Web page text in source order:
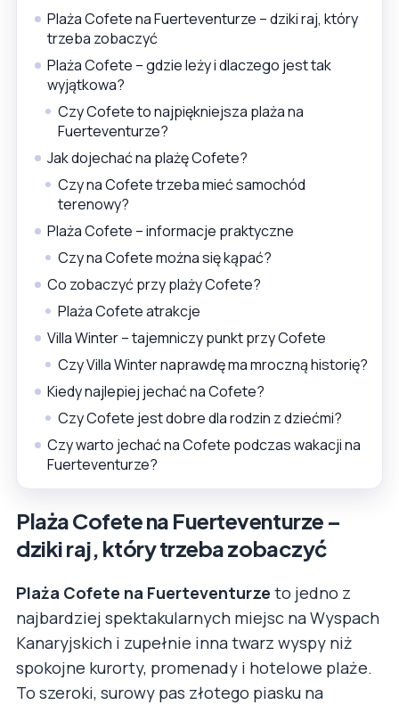
Plaża Cofete na Fuerteventurze – dziki raj, który
trzeba zobaczyć
Plaża Cofete – gdzie leży i dlaczego jest tak
wyjątkowa?
Czy Cofete to najpiękniejsza plaża na
Fuerteventurze?
Jak dojechać na plażę Cofete?
Czy na Cofete trzeba mieć samochód
terenowy?
Plaża Cofete – informacje praktyczne
Czy na Cofete można się kąpać?
Co zobaczyć przy plaży Cofete?
Plaża Cofete atrakcje
Villa Winter – tajemniczy punkt przy Cofete
Czy Villa Winter naprawdę ma mroczną historię?
Kiedy najlepiej jechać na Cofete?
Czy Cofete jest dobre dla rodzin z dziećmi?
Czy warto jechać na Cofete podczas wakacji na
Fuerteventurze?
Plaża Cofete na Fuerteventurze –
dziki raj, który trzeba zobaczyć
Plaża Cofete na Fuerteventurze to jedno z
najbardziej spektakularnych miejsc na Wyspach
Kanaryjskich i zupełnie inna twarz wyspy niż
spokojne kurorty, promenady i hotelowe plaże.
To szeroki, surowy pas złotego piasku na